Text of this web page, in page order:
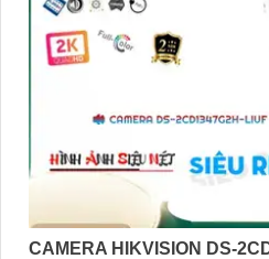
CAMERA HIKVISION DS-